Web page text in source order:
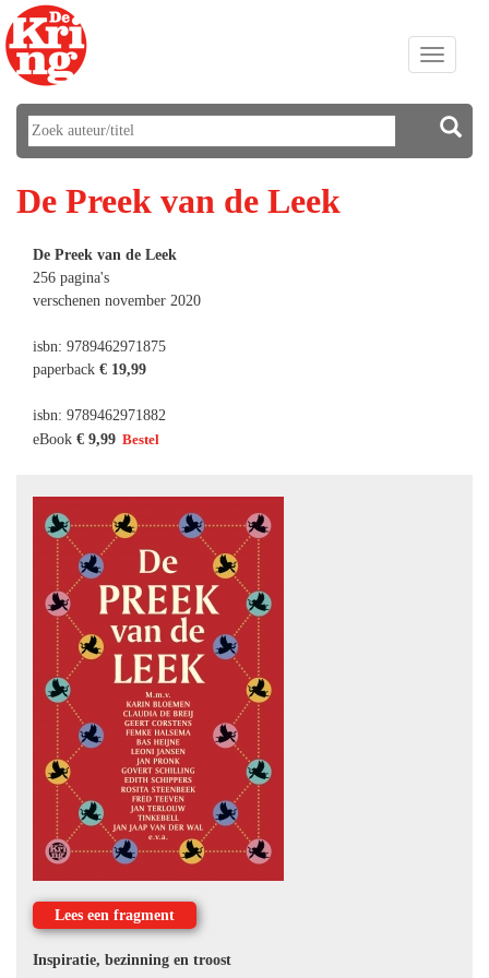
Toggle
De Preek van de Leek
De Preek van de Leek
256 pagina's
verschenen november 2020
isbn: 9789462971875
paperback € 19,99
isbn: 9789462971882
eBook € 9,99
Lees een fragment
Inspiratie, bezinning en troost